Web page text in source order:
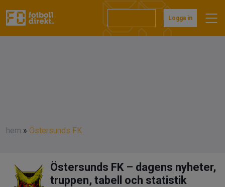
Logga in
hem » Östersunds FK
Östersunds FK – dagens nyheter,
truppen, tabell och statistik